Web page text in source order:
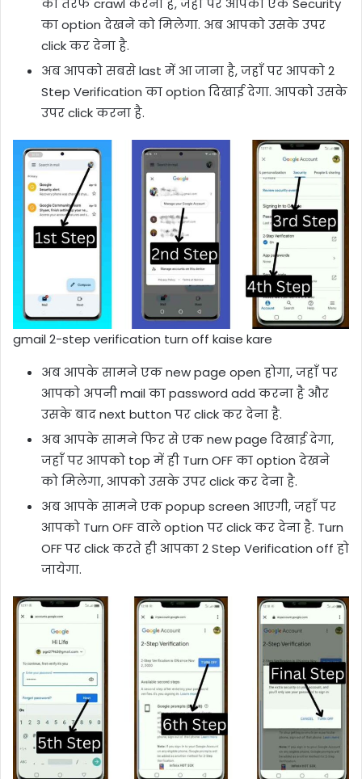
की तरफ crawl करना है, जहाँ पर आपको एक Security
का option देखने को मिलेगा. अब आपको उसके उपर
click कर देना है.
अब आपको सबसे last में आ जाना है, जहाँ पर आपको 2
Step Verification का option दिखाई देगा. आपको उसके
उपर click करना है.
gmail 2-step verification turn off kaise kare
अब आपके सामने एक new page open होगा, जहाँ पर
आपको अपनी mail का password add करना है और
उसके बाद next button पर click कर देना है.
अब आपके सामने फिर से एक new page दिखाई देगा,
जहाँ पर आपको top में ही Turn OFF का option देखने
को मिलेगा, आपको उसके उपर click कर देना है.
अब आपके सामने एक popup screen आएगी, जहाँ पर
आपको Turn OFF वाले option पर click कर देना है. Turn
OFFपर click करते ही आपका 2 Step Verification off हो
जायेगा.